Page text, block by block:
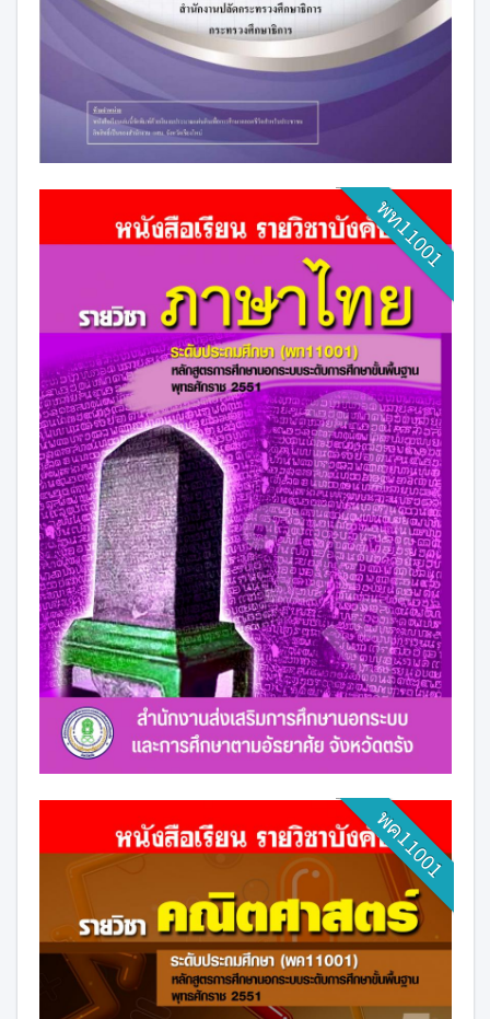
พท11001
พค11001